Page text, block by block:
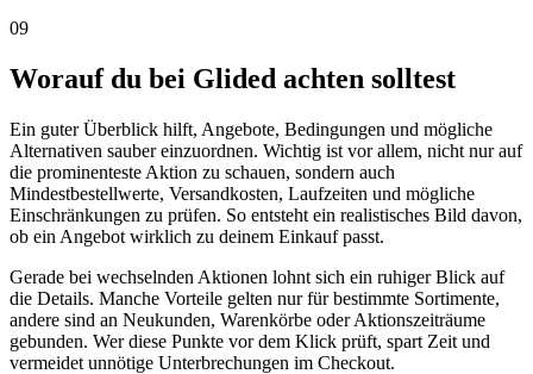
09
Worauf du bei Glided achten solltest
Ein guter Überblick hilft, Angebote, Bedingungen und mögliche
Alternativen sauber einzuordnen. Wichtig ist vor allem, nicht nur auf
die prominenteste Aktion zu schauen, sondern auch
Mindestbestellwerte, Versandkosten, Laufzeiten und mögliche
Einschränkungen zu prüfen. So entsteht ein realistisches Bild davon,
ob ein Angebot wirklich zu deinem Einkauf passt.
Gerade bei wechselnden Aktionen lohnt sich ein ruhiger Blick auf
die Details. Manche Vorteile gelten nur für bestimmte Sortimente,
andere sind an Neukunden, Warenkörbe oder Aktionszeiträume
gebunden. Wer diese Punkte vor dem Klick prüft, spart Zeit und
vermeidet unnötige Unterbrechungen im Checkout.